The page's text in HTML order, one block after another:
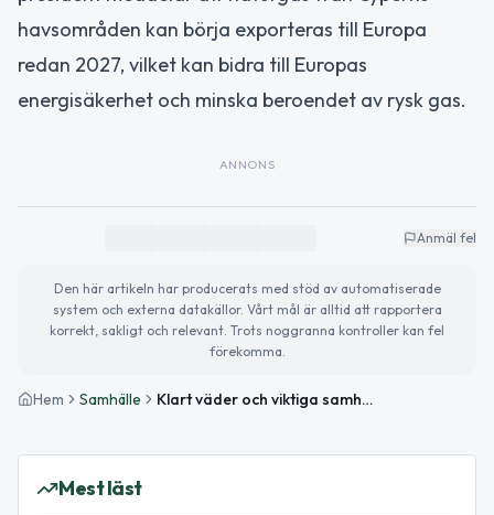
havsområden kan börja exporteras till Europa
redan 2027, vilket kan bidra till Europas
energisäkerhet och minska beroendet av rysk gas.
ANNONS
Anmäl fel
Den här artikeln har producerats med stöd av automatiserade
system och externa datakällor. Vårt mål är alltid att rapportera
korrekt, sakligt och relevant. Trots noggranna kontroller kan fel
förekomma.
Hem Samhälle Klart väder och viktiga samhällsnyheter i Lycksele
Mest läst